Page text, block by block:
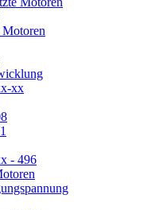
Motoren
xx
- 496